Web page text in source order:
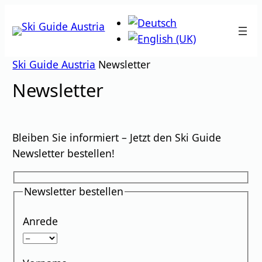
Inhalt
Ski Guide Austria Newsletter
Newsletter
Bleiben Sie informiert – Jetzt den Ski Guide
Newsletter bestellen!
Newsletter bestellen
Anrede